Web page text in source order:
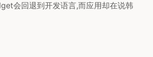
会回退到开发语言,而应用却在说韩